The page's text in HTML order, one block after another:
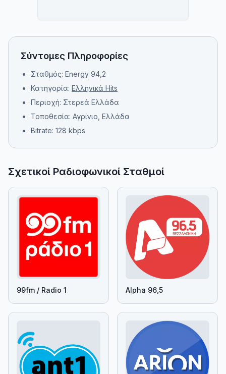
Σύντομες Πληροφορίες
Σταθμός: Energy 94,2
Κατηγορία: Ελληνικά Hits
Περιοχή: Στερεά Ελλάδα
Τοποθεσία: Αγρίνιο, Ελλάδα
Bitrate: 128 kbps
Σχετικοί Ραδιοφωνικοί Σταθμοί
99fm / Radio 1 Alpha 96,5